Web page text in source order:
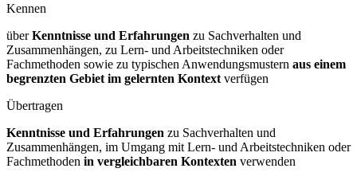
Kennen
überKenntnisse und Erfahrungen zu Sachverhalten und
Zusammenhängen, zu Lern- und Arbeitstechniken oder
Fachmethoden sowie zu typischen Anwendungsmustern aus einem
begrenzten Gebiet im gelernten Kontext verfügen
Übertragen
Kenntnisse und Erfahrungen zu Sachverhalten und
Zusammenhängen, im Umgang mit Lern- und Arbeitstechniken oder
Fachmethoden in vergleichbaren Kontexten verwenden